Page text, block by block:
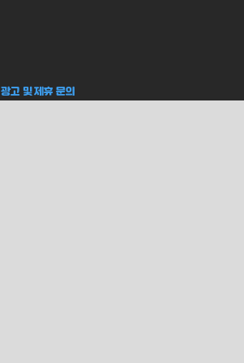
​광고 및 제휴 문의